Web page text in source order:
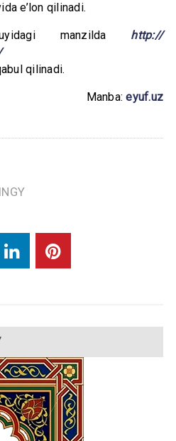
e’lon qilinadi.
manzilda http://
qilinadi.
Manba:eyuf.uz